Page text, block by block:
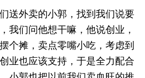
送外卖的小郭，找到我们说要
我们问他想干嘛，他说创业，
个摊，卖点零嘴小吃，考虑到
业也应该支持，于是全力配合